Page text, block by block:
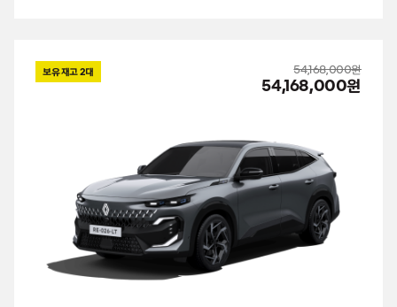
보유 재고2대 54,168,000원
54,168,000원